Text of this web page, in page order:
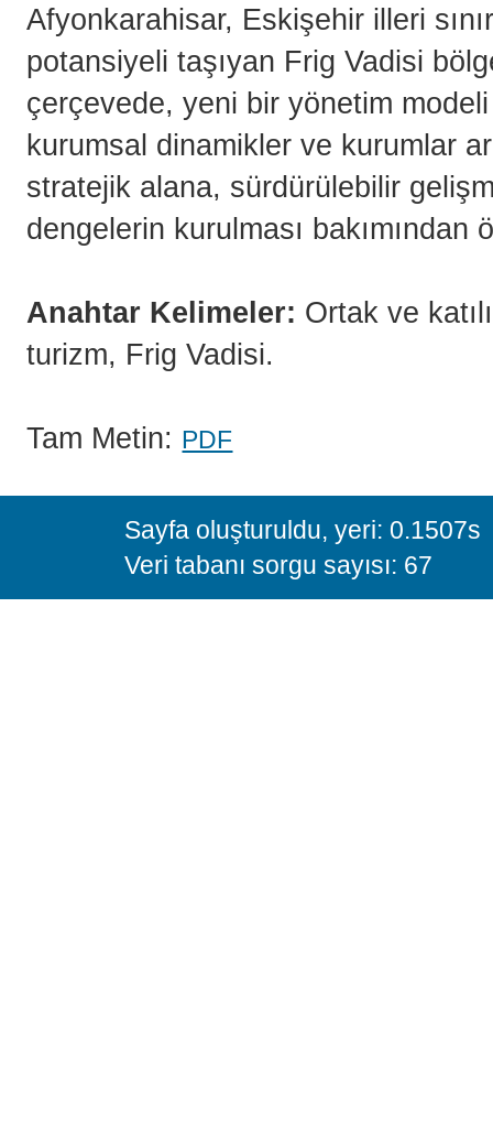
Afyonkarahisar, Eskişehir illeri
potansiyeli taşıyan Frig Vadisi
çerçevede, yeni bir yönetim
kurumsal dinamikler ve kurumlar
stratejik alana, sürdürülebilir
dengelerin kurulması bakımından
Anahtar Kelimeler: Ortak ve
turizm, Frig Vadisi.
Tam Metin: PDF
Sayfa oluşturuldu, yeri: 0.1507s
Veri tabanı sorgu sayısı: 67